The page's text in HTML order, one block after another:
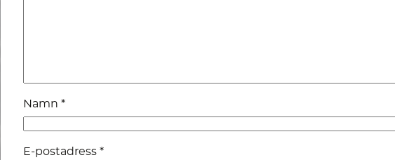
Namn *
E-postadress *